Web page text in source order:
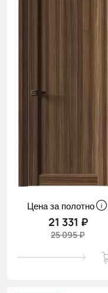
Цена за полотно
21 331 ₽
25 095 ₽